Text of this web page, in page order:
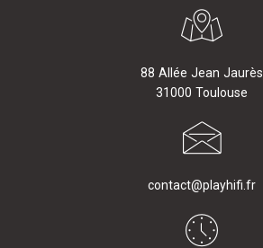
88 Allée Jean Jaurès
31000 Toulouse
contact@playhifi.fr